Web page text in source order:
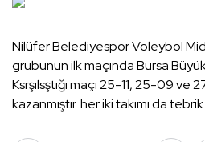
Nilüfer Belediyespor Voleybol Midi
grubunun ilk maçında Bursa
Ksrşılsştığı maçı 25-11, 25-09
kazanmıştır. her iki takımı da